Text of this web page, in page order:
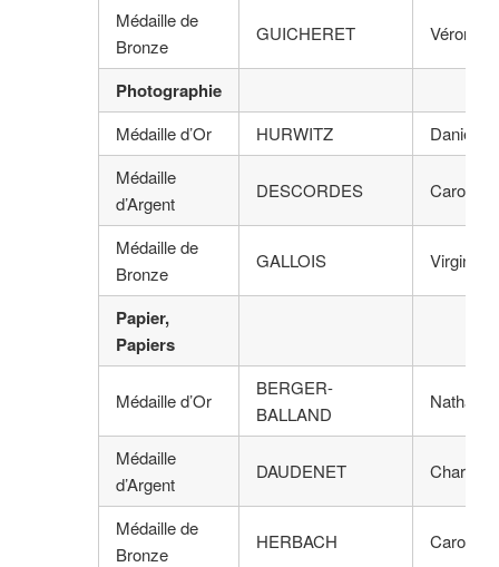
Médaille de
Bronze
GUICHERET
Photographie
Médaille d’Or HURWITZ
Daniel
Médaille
d’Argent
DESCORDES Carol
Médaille de
Bronze
GALLOIS Virginie
Papier,
Papiers
Médaille d’Or
BERGER-
BALLAND
Nathalie
Médaille
d’Argent
DAUDENET Charlotte
Médaille de
Bronze
HERBACH Caroline